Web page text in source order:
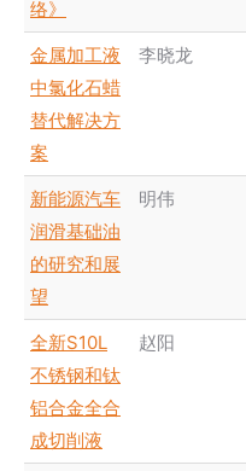
络》
金属加工液
中氯化石蜡
替代解决方
案
李晓龙
新能源汽车
润滑基础油
的研究和展
望
明伟
全新S10L
不锈钢和钛
铝合金全合
成切削液
赵阳